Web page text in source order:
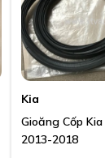
Kia
Gioăng Cốp
2013-2018